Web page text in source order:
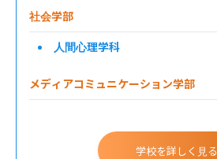
社会学部
人間心理学科
メディアコミュニケーション学部
学校を詳しく見る